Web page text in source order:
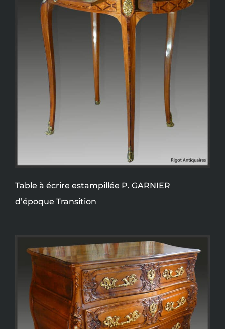
Table à écrire estampillée P. GARNIER
d’époque Transition